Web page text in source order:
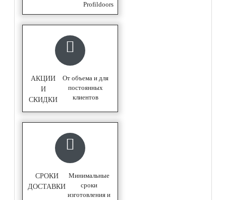
Profildoors
АКЦИИ
И
СКИДКИ
От объема и для
постоянных
клиентов
СРОКИ
ДОСТАВКИ
Минимальные
сроки
изготовления и